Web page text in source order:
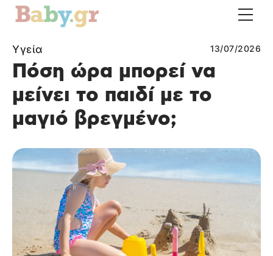
Υγεία 13/07/2026
Πόση ώρα μπορεί να
μείνει το παιδί με το
μαγιό βρεγμένο;